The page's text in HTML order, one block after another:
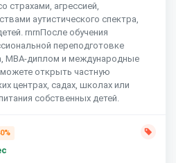
страхами, агрессией,
аутистического спектра,
rnrnПосле обучения
переподготовке
MBA-диплом и международные
открыть частную
центрах, садах, школах или
собственных детей.